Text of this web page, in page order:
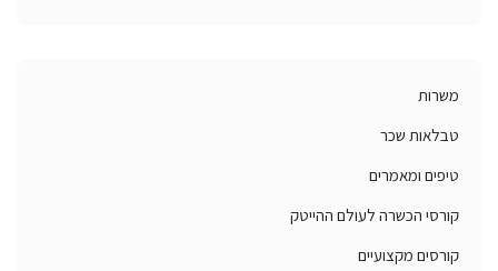
משרות
טבלאות שכר
טיפים ומאמרים
קורסי הכשרה לעולם ההייטק
קורסים מקצועיים